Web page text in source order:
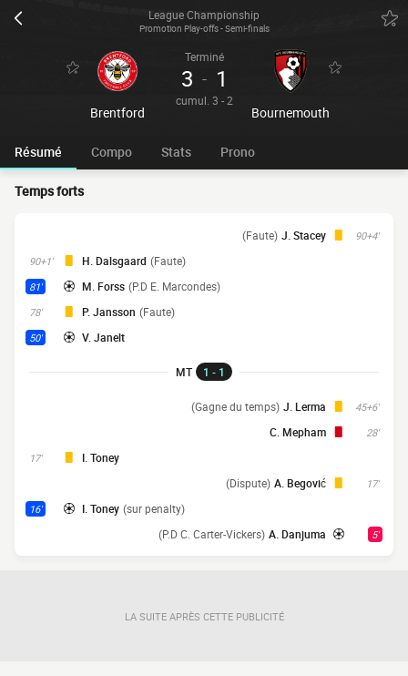
League Championship
Promotion Play-offs - Semi-finals
Brentford
Terminé
3 - 1
cumul. 3 - 2
Bournemouth
Résumé Compo Stats Prono
Temps forts
90+4'
J. Stacey
(Faute)
90+1' H. Dalsgaard (Faute)
81' M. Forss (P.D E. Marcondes)
78' P. Jansson (Faute)
50' V. Janelt
MT 1 - 1
45+6'
J. Lerma
(Gagne du temps)
28'
C. Mepham
17' I. Toney
17'
A. Begović
(Dispute)
16' I. Toney (sur penalty)
5'
A. Danjuma
(P.D C. Carter-Vickers)
LA SUITE APRÈS CETTE PUBLICITÉ